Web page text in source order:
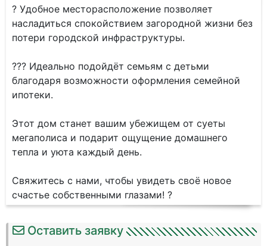
Оставить заявку
? Удобное месторасположение позволяет
насладиться спокойствием загородной жизни без
потери городской инфраструктуры.
?‍?‍? Идеально подойдёт семьям с детьми
благодаря возможности оформления семейной
ипотеки.
Этот дом станет вашим убежищем от суеты
мегаполиса и подарит ощущение домашнего
тепла и уюта каждый день.
Свяжитесь с нами, чтобы увидеть своё новое
счастье собственными глазами! ?